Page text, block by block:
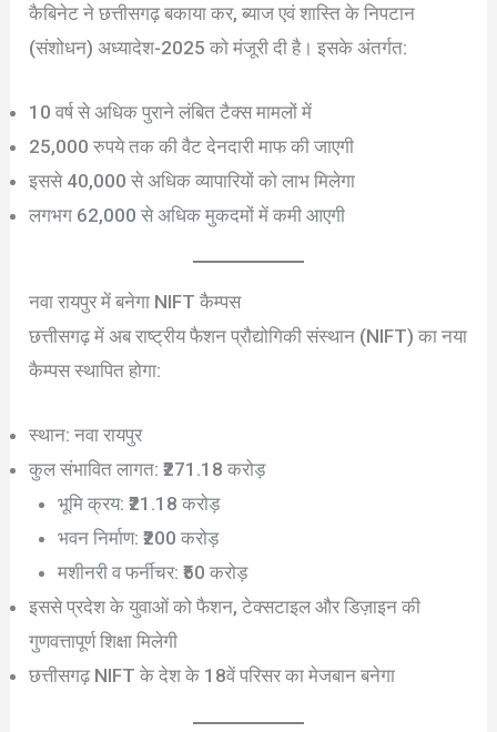
कैबिनेट ने छत्तीसगढ़ बकाया कर, ब्याज एवं शास्ति के निपटान
(संशोधन) अध्यादेश-2025 को मंजूरी दी है। इसके अंतर्गत:
10 वर्ष से अधिक पुराने लंबित टैक्स मामलों में
25,000 रुपये तक की वैट देनदारी माफ की जाएगी
इससे 40,000 से अधिक व्यापारियों को लाभ मिलेगा
लगभग 62,000 से अधिक मुकदमों में कमी आएगी
नवा रायपुर में बनेगा NIFT कैम्पस
छत्तीसगढ़ में अब राष्ट्रीय फैशन प्रौद्योगिकी संस्थान (NIFT) का नया
कैम्पस स्थापित होगा:
स्थान: नवा रायपुर
कुल संभावित लागत: ₹271.18 करोड़
भूमि क्रय: ₹21.18 करोड़
भवन निर्माण: ₹200 करोड़
मशीनरी व फर्नीचर: ₹50 करोड़
इससे प्रदेश के युवाओं को फैशन, टेक्सटाइल और डिज़ाइन की
गुणवत्तापूर्ण शिक्षा मिलेगी
छत्तीसगढ़ NIFT के देश के 18वें परिसर का मेजबान बनेगा